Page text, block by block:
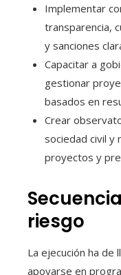
Implementar
transparencia,
y sanciones
Capacitar a
gestionar
basados en
Crear
sociedad civil y
proyectos y
riesgo
La ejecución ha de
apoyarse en